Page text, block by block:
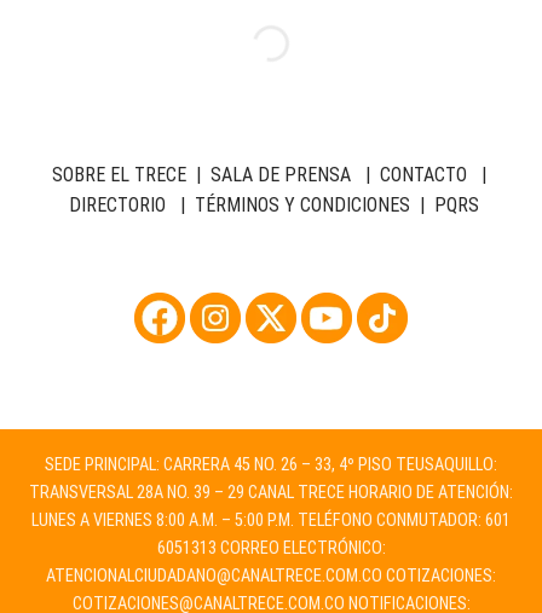
SOBRE EL TRECE| SALA DE PRENSA| CONTACTO |
DIRECTORIO | TÉRMINOS Y CONDICIONES | PQRS
SEDE PRINCIPAL: CARRERA 45 NO. 26 – 33, 4º PISO TEUSAQUILLO:
TRANSVERSAL 28A NO. 39 – 29 CANAL TRECE HORARIO DE ATENCIÓN:
LUNES A VIERNES 8:00 A.M. – 5:00 P.M. TELÉFONO CONMUTADOR: 601
6051313 CORREO ELECTRÓNICO:
ATENCIONALCIUDADANO@CANALTRECE.COM.CO COTIZACIONES:
COTIZACIONES@CANALTRECE.COM.CO NOTIFICACIONES: